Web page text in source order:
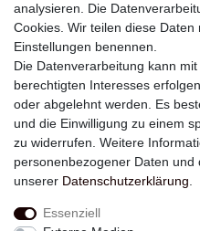
Newsletter
E-MAIL **
Einwilligung kann ich jederzeit
analysieren. Die
Cookies. Wir teilen diese
Einstellungen benennen.
Die Datenverarbeitung kann
berechtigten Interesses
oder abgelehnt werden. Es
und die Einwilligung zu einem
zu widerrufen. Weitere
personenbezogener Daten
unserer Daten­schutz­erklärung
Essenziell